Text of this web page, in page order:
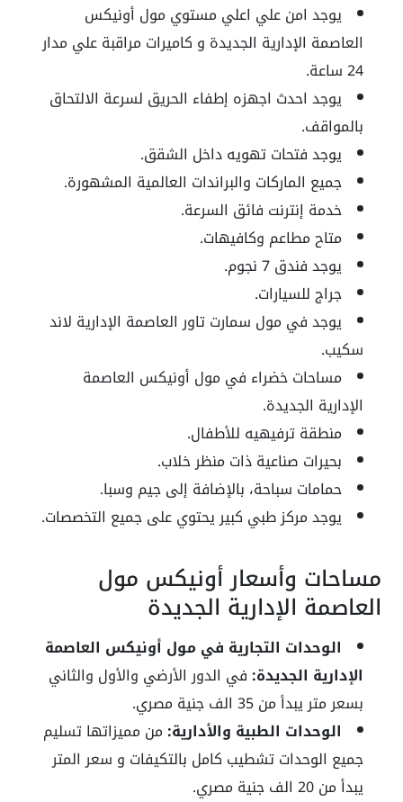
يوجد امن علي اعلي مستوي مول أونيكس
العاصمة الإدارية الجديدة و كاميرات مراقبة علي مدار
24 ساعة.
يوجد احدث اجهزه إطفاء الحريق لسرعة الالتحاق
بالمواقف.
يوجد فتحات تهويه داخل الشقق.
جميع الماركات والبراندات العالمية المشهورة.
خدمة إنترنت فائق السرعة.
متاح مطاعم وكافيهات.
يوجد فندق 7 نجوم.
جراج للسيارات.
يوجد في مول سمارت تاور العاصمة الإدارية لاند
سكيب.
مساحات خضراء في مول أونيكس العاصمة
الإدارية الجديدة.
منطقة ترفيهيه للأطفال.
بحيرات صناعية ذات منظر خلاب.
حمامات سباحة، بالإضافة إلى جيم وسبا.
يوجد مركز طبي كبير يحتوي على جميع التخصصات.
مساحات وأسعار أونيكس مول
العاصمة الإدارية الجديدة
الوحدات التجارية في مول أونيكس العاصمة
الإدارية الجديدة: في الدور الأرضي والأول والثاني
بسعر متر يبدأ من 35 الف جنية مصري.
الوحدات الطبية والأدارية: من مميزاتها تسليم
جميع الوحدات تشطيب كامل بالتكيفات و سعر المتر
يبدأ من 20 الف جنية مصري.